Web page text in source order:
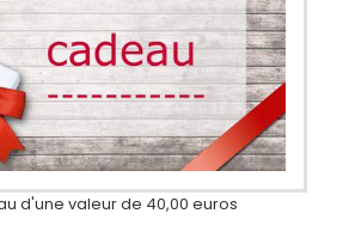
d'une valeur de 40,00 euros